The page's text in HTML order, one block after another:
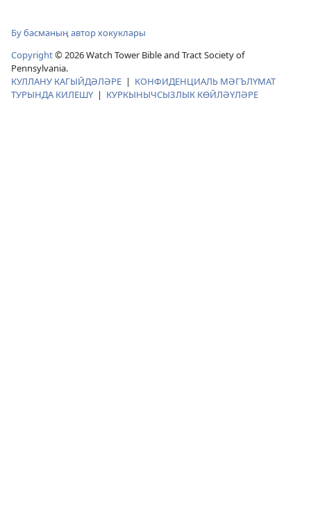
Бу басманың автор хокуклары
Copyright©2026Watch Tower Bible and Tract Society of
Pennsylvania.
КУЛЛАНУ КАГЫЙДӘЛӘРЕ | КОНФИДЕНЦИАЛЬ МӘГЪЛҮМАТ
ТУРЫНДА КИЛЕШҮ | КУРКЫНЫЧСЫЗЛЫК КӨЙЛӘҮЛӘРЕ